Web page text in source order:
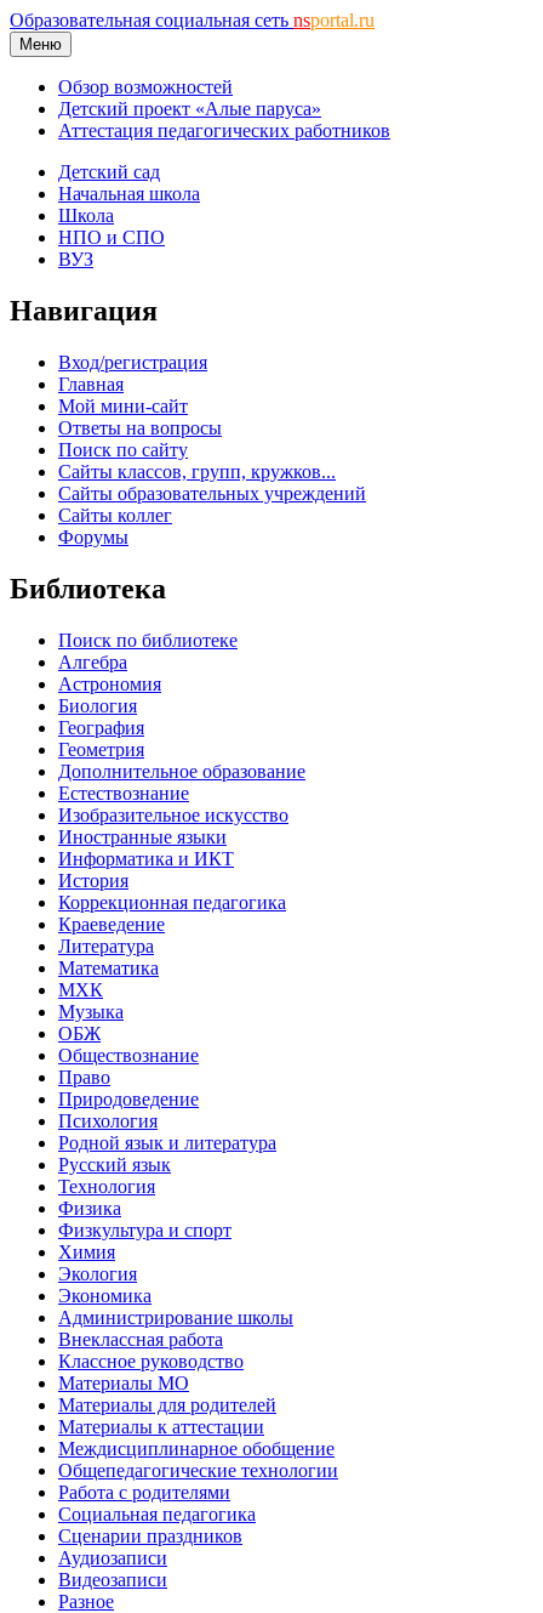
Образовательная социальная сеть nsportal.ru
Меню
Обзор возможностей
Детский проект «Алые паруса»
Аттестация педагогических работников
Детский сад
Начальная школа
Школа
НПО и СПО
ВУЗ
Навигация
Вход/регистрация
Главная
Мой мини-сайт
Ответы на вопросы
Поиск по сайту
Сайты классов, групп, кружков...
Сайты образовательных учреждений
Сайты коллег
Форумы
Библиотека
Поиск по библиотеке
Алгебра
Астрономия
Биология
География
Геометрия
Дополнительное образование
Естествознание
Изобразительное искусство
Иностранные языки
Информатика и ИКТ
История
Коррекционная педагогика
Краеведение
Литература
Математика
МХК
Музыка
ОБЖ
Обществознание
Право
Природоведение
Психология
Родной язык и литература
Русский язык
Технология
Физика
Физкультура и спорт
Химия
Экология
Экономика
Администрирование школы
Внеклассная работа
Классное руководство
Материалы МО
Материалы для родителей
Материалы к аттестации
Междисциплинарное обобщение
Общепедагогические технологии
Работа с родителями
Социальная педагогика
Сценарии праздников
Аудиозаписи
Видеозаписи
Разное